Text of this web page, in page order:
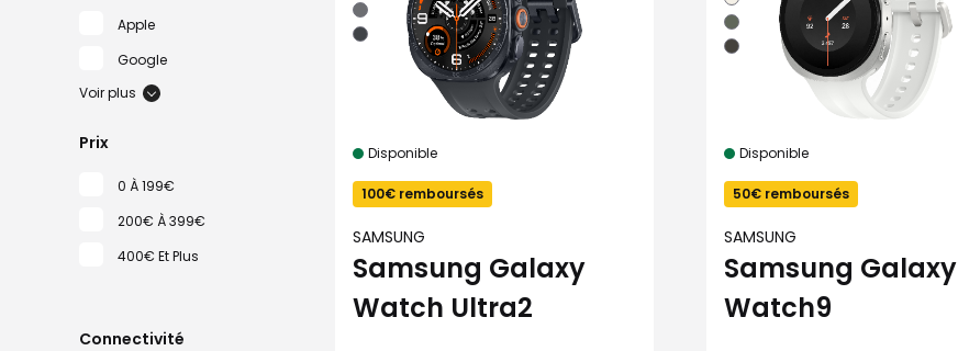
Voir plus
Apple
Google
Prix
0 À 199€
200€ À 399€
400€ Et Plus
Connectivité
Disponible
100€ remboursés
SAMSUNG
Samsung Galaxy
Watch Ultra2
Disponible
50€ remboursés
SAMSUNG
Samsung Galaxy
Watch9